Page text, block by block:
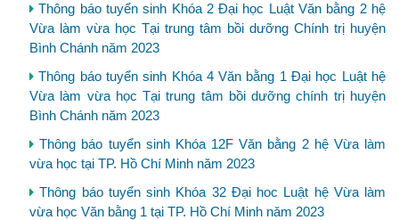
Thông báo tuyển sinh Khóa 2 Đại học Luật Văn bằng 2 hệ
Vừa làm vừa học Tại trung tâm bồi dưỡng Chính trị huyện
Bình Chánh năm 2023
Thông báo tuyển sinh Khóa 4 Văn bằng 1 Đại học Luật hệ
Vừa làm vừa học Tại trung tâm bồi dưỡng chính trị huyện
Bình Chánh năm 2023
Thông báo tuyển sinh Khóa 12F Văn bằng 2 hệ Vừa làm
vừa học tại TP. Hồ Chí Minh năm 2023
Thông báo tuyển sinh Khóa 32 Đại hoc Luật hệ Vừa làm
vừa học Văn bằng 1 tại TP. Hồ Chí Minh năm 2023